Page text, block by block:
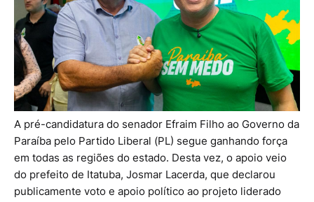
A pré-candidatura do senador Efraim Filho ao Governo da
Paraíba pelo Partido Liberal (PL) segue ganhando força
em todas as regiões do estado. Desta vez, o apoio veio
do prefeito de Itatuba, Josmar Lacerda, que declarou
publicamente voto e apoio político ao projeto liderado